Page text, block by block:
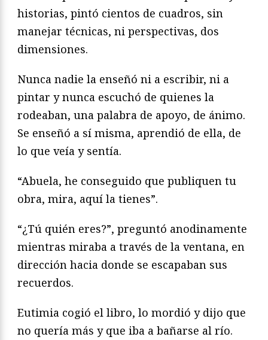
historias, pintó cientos de cuadros, sin
manejar técnicas, ni perspectivas, dos
dimensiones.
Nunca nadie la enseñó ni a escribir, ni a
pintar y nunca escuchó de quienes la
rodeaban, una palabra de apoyo, de ánimo.
Se enseñó a sí misma, aprendió de ella, de
lo que veía y sentía.
“Abuela, he conseguido que publiquen tu
obra, mira, aquí la tienes”.
“¿Tú quién eres?”, preguntó anodinamente
mientras miraba a través de la ventana, en
dirección hacia donde se escapaban sus
recuerdos.
Eutimia cogió el libro, lo mordió y dijo que
no quería más y que iba a bañarse al río.